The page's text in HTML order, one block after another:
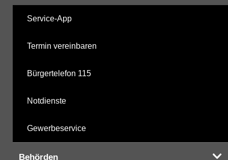
Service-App
Termin vereinbaren
Bürgertelefon 115
Notdienste
Gewerbeservice
Behörden